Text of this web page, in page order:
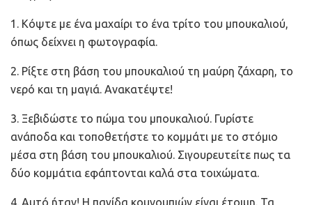
1. Κόψτε με ένα μαχαίρι το ένα τρίτο του μπουκαλιού,
όπως δείχνει η φωτογραφία.
2. Ρίξτε στη βάση του μπουκαλιού τη μαύρη ζάχαρη, το
νερό και τη μαγιά. Ανακατέψτε!
3. Ξεβιδώστε το πώμα του μπουκαλιού. Γυρίστε
ανάποδα και τοποθετήστε το κομμάτι με το στόμιο
μέσα στη βάση του μπουκαλιού. Σιγουρευτείτε πως τα
δύο κομμάτια εφάπτονται καλά στα τοιχώματα.
4. Αυτό ήταν! Η παγίδα κουνουπιών είναι έτοιμη. Τα